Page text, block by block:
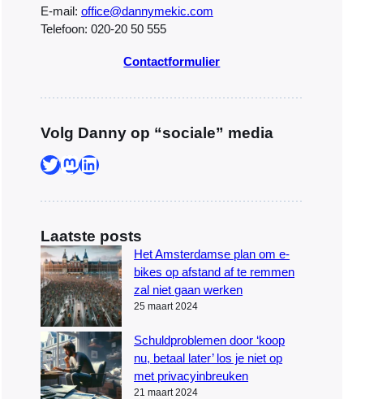
E-mail: office@dannymekic.com
Telefoon: 020-20 50 555
Contactformulier
Volg Danny op “sociale” media
Twitter Mastodon LinkedIn
Laatste posts
Het Amsterdamse plan om e-
bikes op afstand af te remmen
zal niet gaan werken
25 maart 2024
Schuldproblemen door ‘koop
nu, betaal later’ los je niet op
met privacyinbreuken
21 maart 2024